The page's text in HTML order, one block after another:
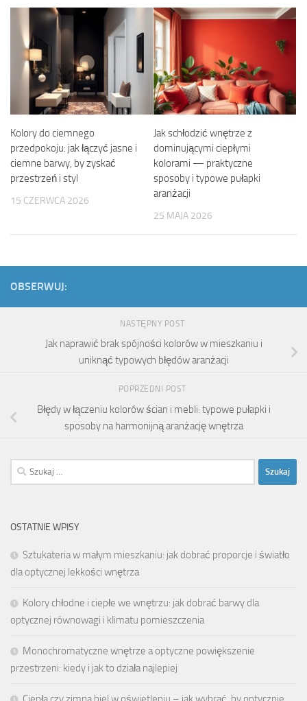
Kolory do ciemnego
przedpokoju: jak łączyć jasne i
ciemne barwy, by zyskać
przestrzeń i styl
15 CZERWCA 2026
Jak schłodzić wnętrze z
dominującymi ciepłymi
kolorami — praktyczne
sposoby i typowe pułapki
aranżacji
25 MAJA 2026
OBSERWUJ:
NASTĘPNY POST
Jak naprawić brak spójności kolorów w mieszkaniu i
uniknąć typowych błędów aranżacji
POPRZEDNI POST
Błędy w łączeniu kolorów ścian i mebli: typowe pułapki i
sposoby na harmonijną aranżację wnętrza
Szukaj:
OSTATNIE WPISY
Sztukateria w małym mieszkaniu: jak dobrać proporcje i światło
dla optycznej lekkości wnętrza
Kolory chłodne i ciepłe we wnętrzu: jak dobrać barwy dla
optycznej równowagi i klimatu pomieszczenia
Monochromatyczne wnętrze a optyczne powiększenie
przestrzeni: kiedy i jak to działa najlepiej